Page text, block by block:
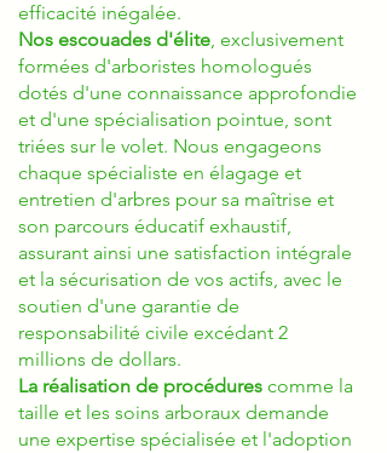
efficacité inégalée.
Nos escouades d'élite, exclusivement
formées d'arboristes homologués
dotés d'une connaissance approfondie
et d'une spécialisation pointue, sont
triées sur le volet. Nous engageons
chaque spécialiste en élagage et
entretien d'arbres pour sa maîtrise et
son parcours éducatif exhaustif,
assurant ainsi une satisfaction intégrale
et la sécurisation de vos actifs, avec le
soutien d'une garantie de
responsabilité civile excédant 2
millions de dollars.
La réalisation de procédures comme la
taille et les soins arboraux demande
une expertise spécialisée et l'adoption